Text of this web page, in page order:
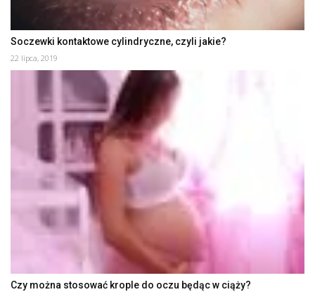
Soczewki kontaktowe cylindryczne, czyli jakie?
22 lipca, 2019
Czy można stosować krople do oczu będąc w ciąży?